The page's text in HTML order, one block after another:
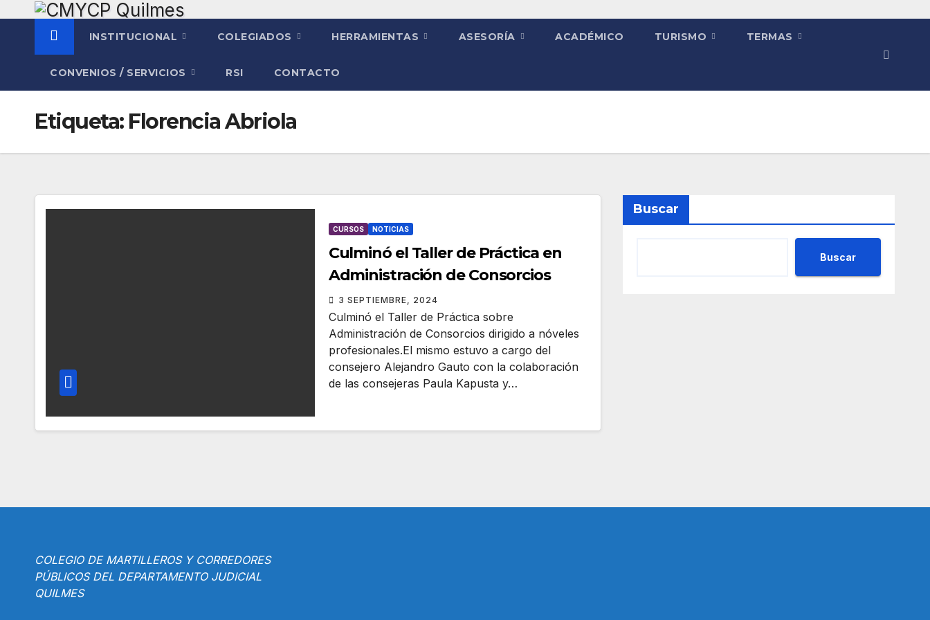
contenido
INSTITUCIONAL COLEGIADOS HERRAMIENTAS ASESORÍA ACADÉMICO TURISMO TERMAS
CONVENIOS / SERVICIOS RSI CONTACTO
Etiqueta: Florencia Abriola
CURSOS NOTICIAS
Culminó el Taller de Práctica en
Administración de Consorcios
3 SEPTIEMBRE, 2024
Culminó el Taller de Práctica sobre
Administración de Consorcios dirigido a nóveles
profesionales.El mismo estuvo a cargo del
consejero Alejandro Gauto con la colaboración
de las consejeras Paula Kapusta y…
Buscar
Buscar
COLEGIO DE MARTILLEROS Y CORREDORES
PÚBLICOS DEL DEPARTAMENTO JUDICIAL
QUILMES